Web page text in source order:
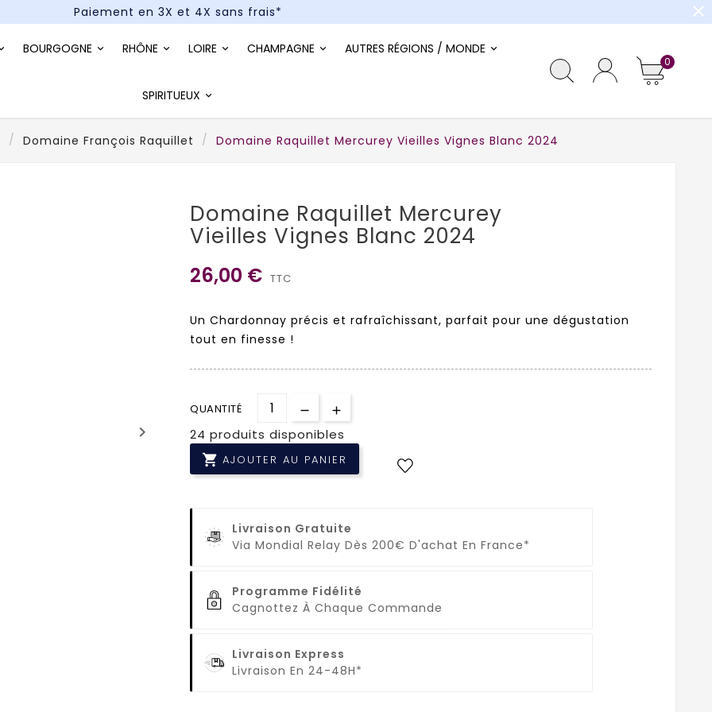
Paiement en 3X et 4X sans frais*
close
BOURGOGNE RHÔNE LOIRE CHAMPAGNE AUTRES RÉGIONS / MONDE
SPIRITUEUX
0
Domaine François Raquillet Domaine Raquillet Mercurey Vieilles Vignes Blanc 2024
keyboard_arrow_right
Domaine Raquillet Mercurey
Vieilles Vignes Blanc 2024
26,00 € TTC
Un Chardonnay précis et rafraîchissant, parfait pour une dégustation
tout en finesse !
QUANTITÉ
24 produits disponibles
 AJOUTER AU PANIER
Livraison Gratuite
Via Mondial Relay Dès 200€ D'achat En France*
Programme Fidélité
Cagnottez À Chaque Commande
Livraison Express
Livraison En 24-48H*